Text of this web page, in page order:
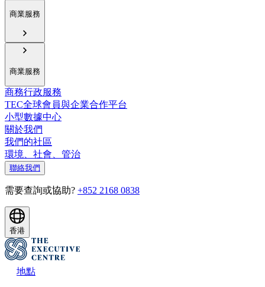
商業服務
商業服務
商務行政服務
TEC全球會員與企業合作平台
小型數據中心
關於我們
我們的社區
環境、社會、管治
聯絡我們
需要查詢或協助? +852 2168 0838
香港
地點